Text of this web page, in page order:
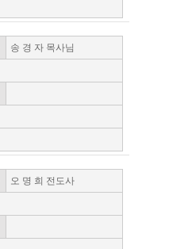
송 경 자 목사님
오 명 희 전도사